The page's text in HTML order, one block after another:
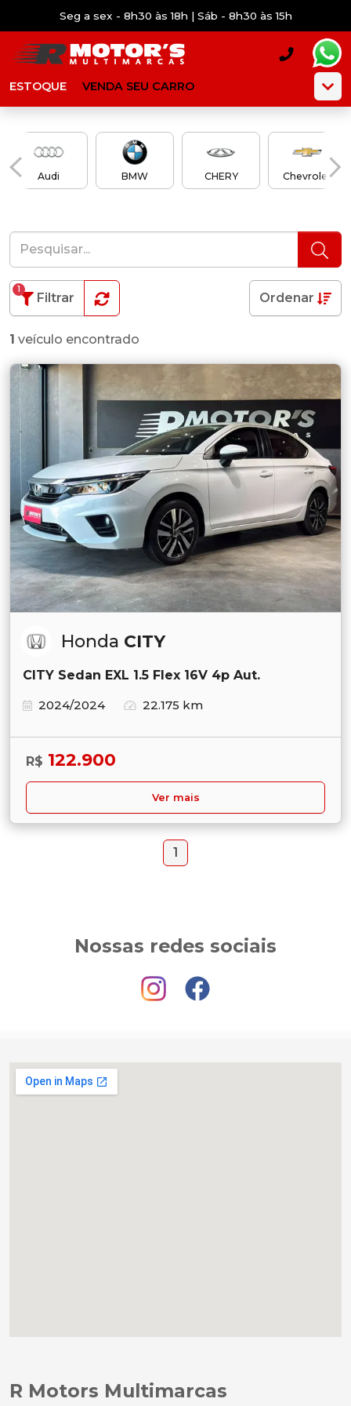
Seg a sex - 8h30 às 18h | Sáb - 8h30 às 15h
ESTOQUE VENDA SEU CARRO
Audi BMW CHERY Chevrolet
Filtrar
1
Ordenar
1 veículo encontrado
Honda CITY
CITY Sedan EXL 1.5 Flex 16V 4p Aut.
2024/2024
22.175 km
R$ 122.900
Ver mais
1
Nossas redes sociais
R Motors Multimarcas